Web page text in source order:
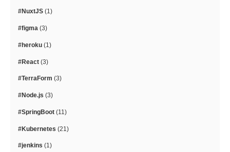
#NuxtJS (1)
#figma (3)
#heroku (1)
#React (3)
#TerraForm (3)
#Node.js (3)
#SpringBoot (11)
#Kubernetes (21)
#jenkins (1)